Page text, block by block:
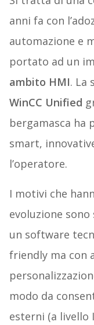
anni fa con
automazione e
portato ad un
ambito HMI. La
WinCC Unified
bergamasca ha
smart,
l’operatore.
I motivi che
evoluzione
un software
friendly ma con
modo da
esterni (a livello